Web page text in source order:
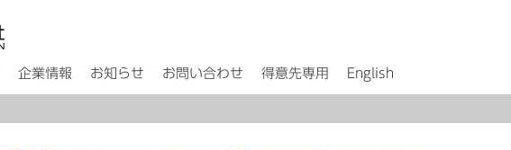
企業情報 お知らせ お問い合わせ 得意先専用 English